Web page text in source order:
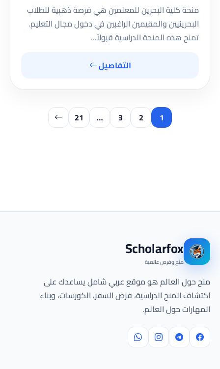
منحة كلية البحرين للمعلمين هي فرصة ذهبية للطلاب
البحرينيين والمقيمين الراغبين في دخول مجال التعليم.
تمنح هذه المنحة الدراسية قبولاً…
التفاصيل
1
2
3
…
21
Scholarfox
منح وفرص عالمية
منح حول العالم هو موقع عربي شامل يساعدك على
اكتشاف المنح الدراسية، فرص السفر، الكورسات، وبناء
المهارات حول العالم.